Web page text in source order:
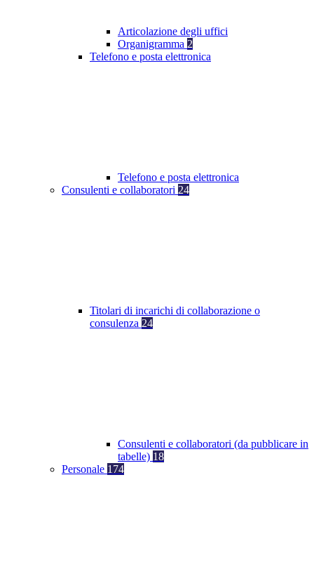
Articolazione degli uffici
Organigramma 2
Telefono e posta elettronica
Telefono e posta elettronica
Consulenti e collaboratori 24
Titolari di incarichi di collaborazione o
consulenza 24
Consulenti e collaboratori (da pubblicare in
tabelle) 18
Personale 174